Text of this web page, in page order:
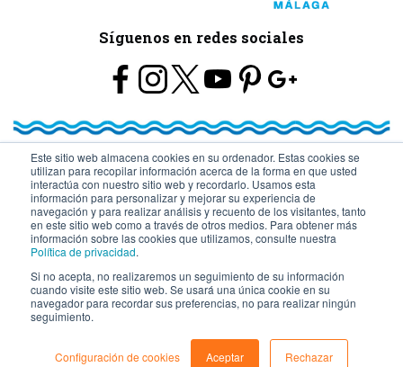
Este sitio web almacena cookies en su ordenador. Estas cookies se
utilizan para recopilar información acerca de la forma en que usted
interactúa con nuestro sitio web y recordarlo. Usamos esta
información para personalizar y mejorar su experiencia de
navegación y para realizar análisis y recuento de los visitantes, tanto
en este sitio web como a través de otros medios. Para obtener más
información sobre las cookies que utilizamos, consulte nuestra
Política de privacidad.
Si no acepta, no realizaremos un seguimiento de su información
cuando visite este sitio web. Se usará una única cookie en su
navegador para recordar sus preferencias, no para realizar ningún
seguimiento.
Configuración de cookies Aceptar Rechazar
Síguenos en redes sociales
© Turismo y Planificación Costa del Sol S.L.U. Todos los Derechos
Reservados